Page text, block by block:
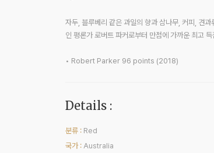
자두, 블루베리 같은 과일의 향과 삼나무, 커피, 견
인 평론가 로버트 파커로부터 만점에 가까운 최고
• Robert Parker 96 points (2018)
Details :
분류 : Red
국가 : Australia